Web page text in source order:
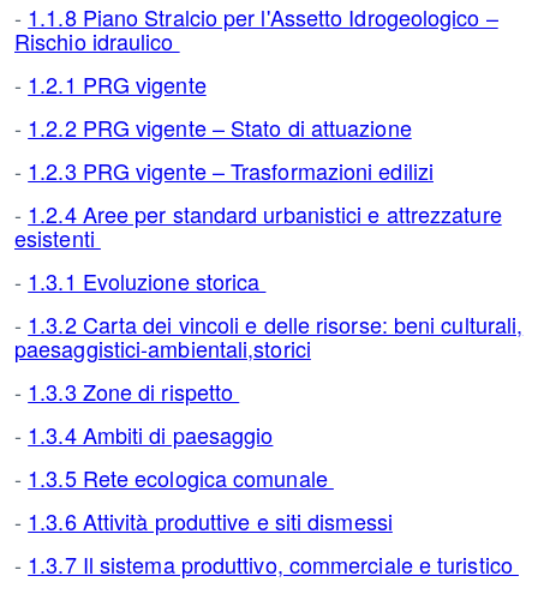
- 1.1.8 Piano Stralcio per l'Assetto Idrogeologico –
Rischio idraulico
- 1.2.1 PRG vigente
- 1.2.2 PRG vigente – Stato di attuazione
- 1.2.3 PRG vigente – Trasformazioni edilizi
- 1.2.4 Aree per standard urbanistici e attrezzature
esistenti
- 1.3.1 Evoluzione storica
- 1.3.2 Carta dei vincoli e delle risorse: beni culturali,
paesaggistici-ambientali,storici
- 1.3.3 Zone di rispetto
- 1.3.4 Ambiti di paesaggio
- 1.3.5 Rete ecologica comunale
- 1.3.6 Attività produttive e siti dismessi
- 1.3.7 Il sistema produttivo, commerciale e turistico